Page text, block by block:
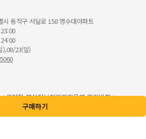
구매하기
시 동작구 서달로 158 명수대아파트
),08/23(일)
고정형 영상정보처리기기운영·관리방침
년 보호 정책